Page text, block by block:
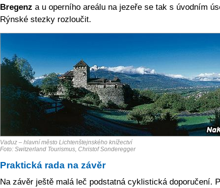
Bregenz a u operního areálu na jezeře se tak s úvodním
Rýnské stezky rozloučit.
Vaduz – hlavní město Lichtenštejnského knížectví
Foto: Switzerland Tourismus, Christof Sonderegger
Praktická rada na závěr
Na závěr ještě malá leč podstatná cyklistická doporučení.